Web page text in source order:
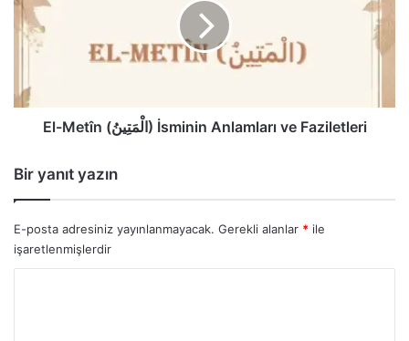
İsminin
Anlamları
ve
El-Metîn (الْمَتِينُ) İsminin Anlamları ve Faziletleri
Bir yanıt yazın
E-posta adresiniz yayınlanmayacak. Gerekli alanlar * ile
işaretlenmişlerdir